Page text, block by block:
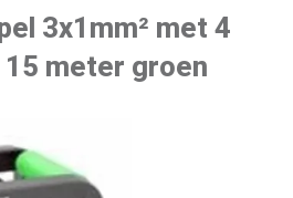
3x1mm² met 4
meter groen